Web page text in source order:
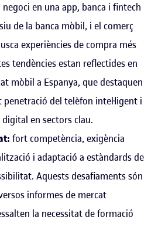
negoci en una app, banca i fintech
de la banca mòbil, i el comerç
experiències de compra més
tendències estan reflectides en
mòbil a Espanya, que destaquen
penetració del telèfon intel·ligent i
en sectors clau.
fort competència, exigència
i adaptació a estàndards de
Aquests desafiaments són
informes de mercat
la necessitat de formació